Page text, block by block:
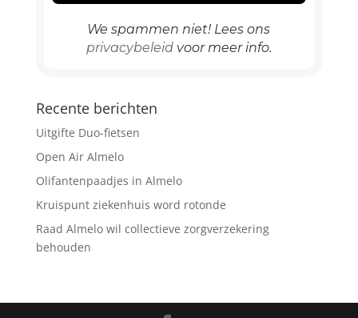
We spammen niet! Lees ons
privacybeleidvoor meer info.
Recente berichten
Uitgifte Duo-fietsen
Open Air Almelo
Olifantenpaadjes in Almelo
Kruispunt ziekenhuis word rotonde
Raad Almelo wil collectieve zorgverzekering
behouden